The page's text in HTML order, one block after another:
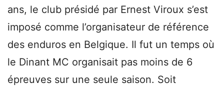
ans, le club présidé par Ernest Viroux s’est
imposé comme l’organisateur de référence
des enduros en Belgique. Il fut un temps où
le Dinant MC organisait pas moins de 6
épreuves sur une seule saison. Soit